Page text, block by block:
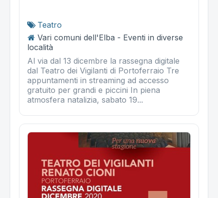
Teatro
Vari comuni dell'Elba - Eventi in diverse
località
Al via dal 13 dicembre la rassegna digitale
dal Teatro dei Vigilanti di Portoferraio Tre
appuntamenti in streaming ad accesso
gratuito per grandi e piccini In piena
atmosfera natalizia, sabato 19...